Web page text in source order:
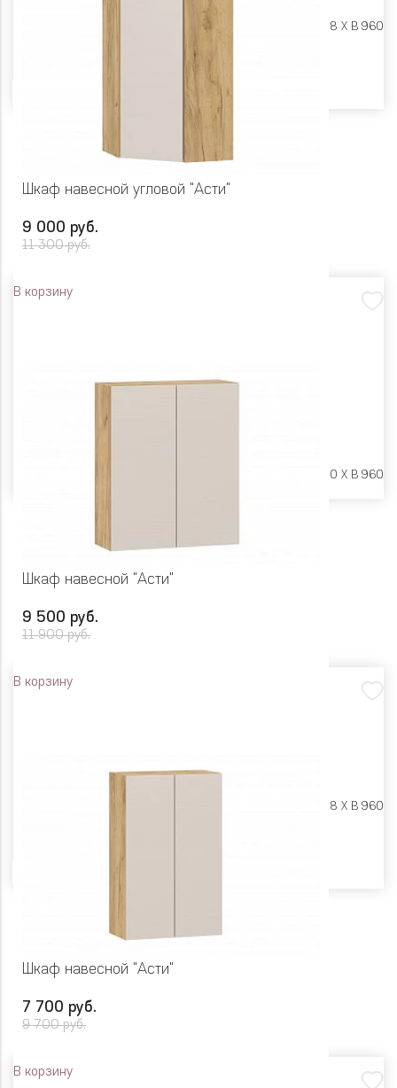
Ш 300 X Г 318 X В 960
Шкаф навесной угловой "Асти"
9 000 руб.
11 300 руб.
В корзину
Ш 600 X Г 600 X В 960
Шкаф навесной "Асти"
9 500 руб.
11 900 руб.
В корзину
Ш 800 X Г 318 X В 960
Шкаф навесной "Асти"
7 700 руб.
9 700 руб.
В корзину